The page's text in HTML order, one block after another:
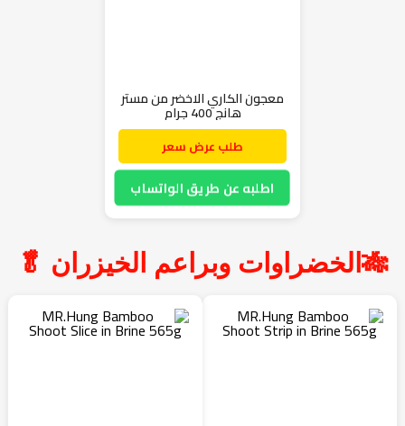
معجون الكاري الاخضر من مستر
هانج 400 جرام
طلب عرض سعر
اطلبه عن طريق الواتساب
🎋الخضراوات وبراعم الخيزران 🥬